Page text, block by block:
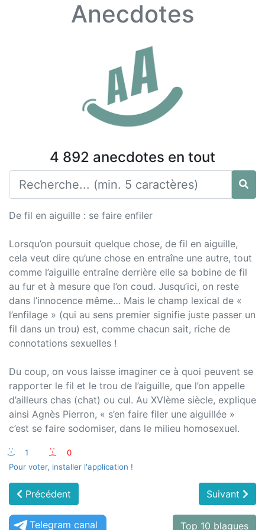
Anecdotes
4 892 anecdotes en tout
De fil en aiguille : se faire enfiler
Lorsqu’on poursuit quelque chose, de fil en aiguille,
cela veut dire qu’une chose en entraîne une autre, tout
comme l’aiguille entraîne derrière elle sa bobine de fil
au fur et à mesure que l’on coud. Jusqu’ici, on reste
dans l’innocence même… Mais le champ lexical de «
l’enfilage » (qui au sens premier signifie juste passer un
fil dans un trou) est, comme chacun sait, riche de
connotations sexuelles !
Du coup, on vous laisse imaginer ce à quoi peuvent se
rapporter le fil et le trou de l’aiguille, que l’on appelle
d’ailleurs chas (chat) ou cul. Au XVIème siècle, explique
ainsi Agnès Pierron, « s’en faire filer une aiguillée »
c’est se faire sodomiser, dans le milieu homosexuel.
:-) 1 :-(
0
Pour voter, installer l'application !
Précédent Suivant
Telegram canal Top 10 blagues